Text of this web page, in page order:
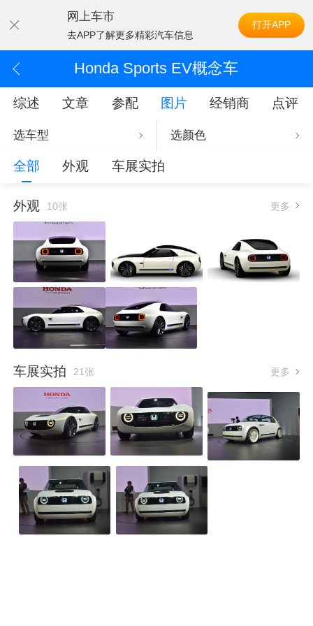
网上车市
去APP了解更多精彩汽车信息
打开APP
Honda Sports EV概念车
综述 文章 参配 图片 经销商 点评
选车型 选颜色
全部 外观 车展实拍
外观 10张 更多
车展实拍 21张 更多